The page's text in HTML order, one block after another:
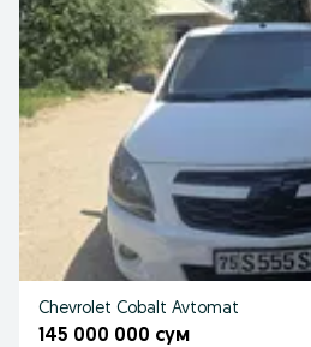
Chevrolet Cobalt Avtomat
145 000 000 сум